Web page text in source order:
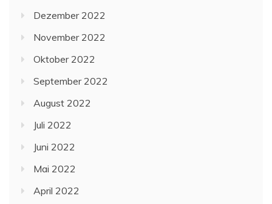
Dezember 2022
November 2022
Oktober 2022
September 2022
August 2022
Juli 2022
Juni 2022
Mai 2022
April 2022